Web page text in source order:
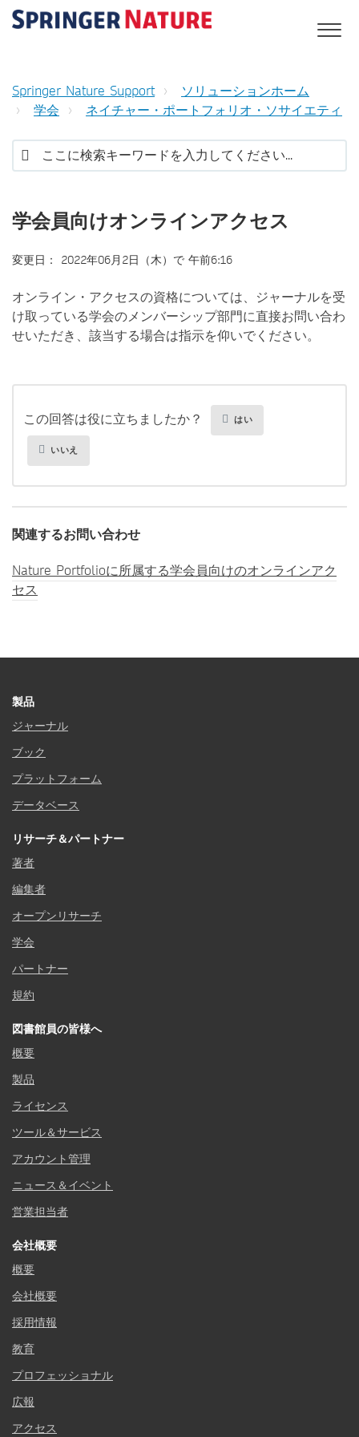
Springer Nature Support
ソリューションホーム
学会
ネイチャー・ポートフォリオ・ソサイエティ
学会員向けオンラインアクセス
変更日： 2022年06月2日（木）で 午前6:16
オンライン・アクセスの資格については、ジャーナルを受
け取っている学会のメンバーシップ部門に直接お問い合わ
せいただき、該当する場合は指示を仰いでください。
この回答は役に立ちましたか？ はい
いいえ
関連するお問い合わせ
Nature Portfolioに所属する学会員向けのオンラインアク
セス
製品
ジャーナル
ブック
プラットフォーム
データベース
リサーチ＆パートナー
著者
編集者
オープンリサーチ
学会
パートナー
規約
図書館員の皆様へ
概要
製品
ライセンス
ツール＆サービス
アカウント管理
ニュース＆イベント
営業担当者
会社概要
概要
会社概要
採用情報
教育
プロフェッショナル
広報
アクセス